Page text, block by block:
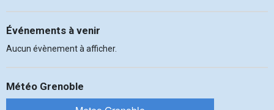
Événements à venir
Aucun évènement à afficher.
Météo Grenoble